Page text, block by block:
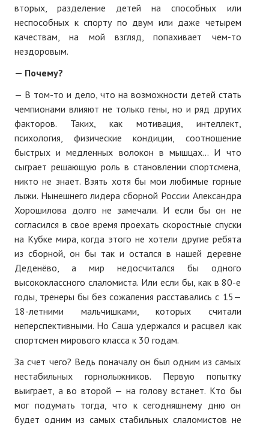
вторых, разделение детей на способных или
неспособных к спорту по двум или даже четырем
качествам, на мой взгляд, попахивает чем-то
нездоровым.
— Почему?
— В том-то и дело, что на возможности детей стать
чемпионами влияют не только гены, но и ряд других
факторов. Таких, как мотивация, интеллект,
психология, физические кондиции, соотношение
быстрых и медленных волокон в мышцах... И что
сыграет решающую роль в становлении спортсмена,
никто не знает. Взять хотя бы мои любимые горные
лыжи. Нынешнего лидера сборной России Александра
Хорошилова долго не замечали. И если бы он не
согласился в свое время проехать скоростные спуски
на Кубке мира, когда этого не хотели другие ребята
из сборной, он бы так и остался в нашей деревне
Деденёво, а мир недосчитался бы одного
высококлассного слаломиста. Или если бы, как в 80-е
годы, тренеры бы без сожаления расставались с 15—
18-летними мальчишками, которых считали
неперспективными. Но Саша удержался и расцвел как
спортсмен мирового класса к 30 годам.
За счет чего? Ведь поначалу он был одним из самых
нестабильных горнолыжников. Первую попытку
выиграет, а во второй — на голову встанет. Кто бы
мог подумать тогда, что к сегодняшнему дню он
будет одним из самых стабильных слаломистов не